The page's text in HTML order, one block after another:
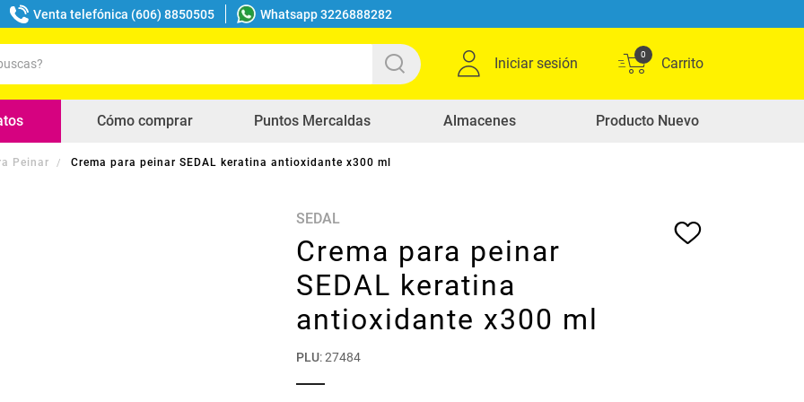
Venta telefónica (606) 8850505 Whatsapp 3226888282
Iniciar sesión
0
Cómo comprar Puntos Mercaldas Almacenes Producto Nuevo
Peinar Crema para peinar SEDAL keratina antioxidante x300 ml
SEDAL
Crema para peinar
SEDAL keratina
antioxidante x300 ml
PLU:27484
buscados